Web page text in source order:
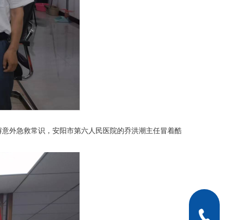
急救常识，安阳市第六人民医院的乔洪潮主任冒着酷